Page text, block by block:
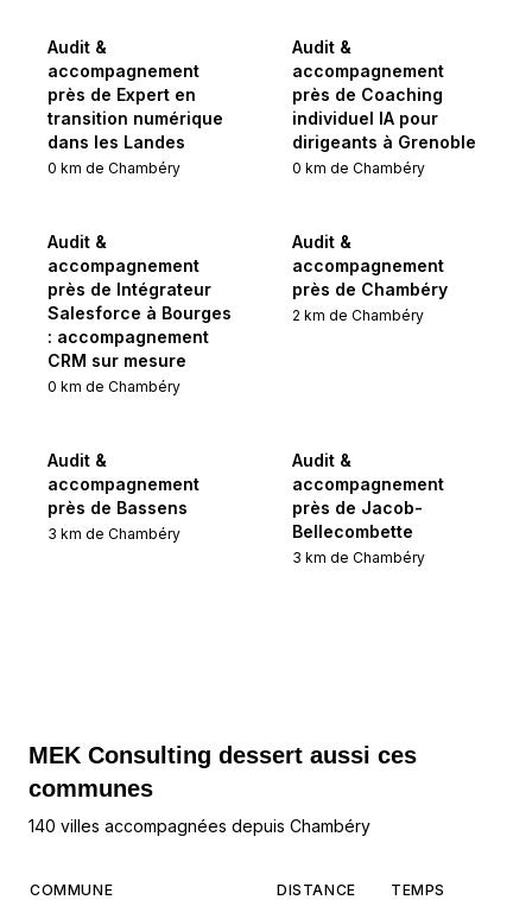
Audit &
accompagnement
près de Expert en
transition numérique
dans les Landes
0 km de Chambéry
Audit &
accompagnement
près de Coaching
individuel IA pour
dirigeants à Grenoble
0 km de Chambéry
Audit &
accompagnement
près de Intégrateur
Salesforce à Bourges
: accompagnement
CRM sur mesure
0 km de Chambéry
Audit &
accompagnement
près de Chambéry
2 km de Chambéry
Audit &
accompagnement
près de Bassens
3 km de Chambéry
Audit &
accompagnement
près de Jacob-
Bellecombette
3 km de Chambéry
MEK Consulting dessert aussi ces
communes
140 villes accompagnées depuis Chambéry
COMMUNE DISTANCE TEMPS